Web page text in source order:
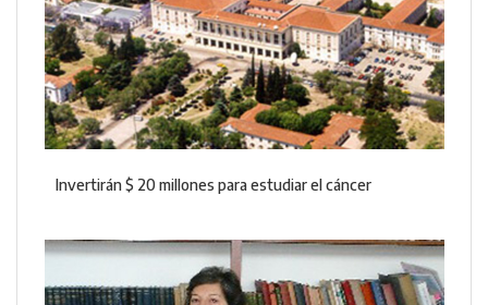
Invertirán $ 20 millones para estudiar el cáncer